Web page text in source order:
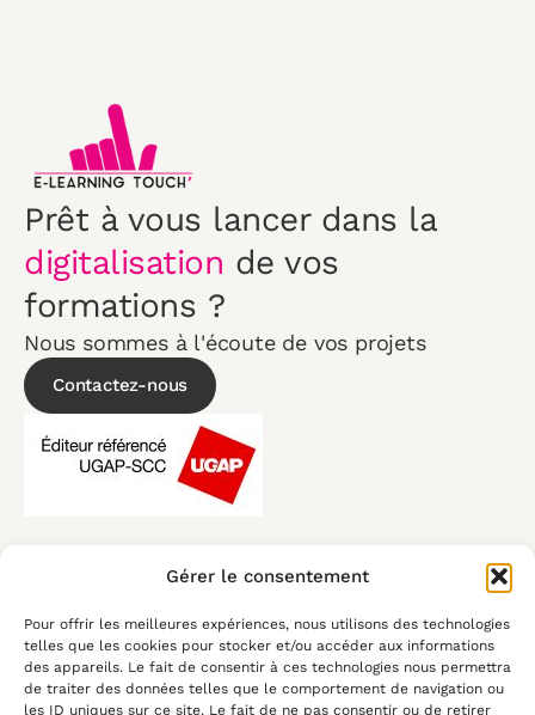
Gérer le consentement
Pour offrir les meilleures expériences, nous utilisons des technologies
telles que les cookies pour stocker et/ou accéder aux informations
des appareils. Le fait de consentir à ces technologies nous permettra
de traiter des données telles que le comportement de navigation ou
les ID uniques sur ce site. Le fait de ne pas consentir ou de retirer
Prêt à vous lancer dans la
digitalisation de vos
formations ?
Nous sommes à l'écoute de vos projets
Contactez-nous
Email
contact@elearningtouch.com